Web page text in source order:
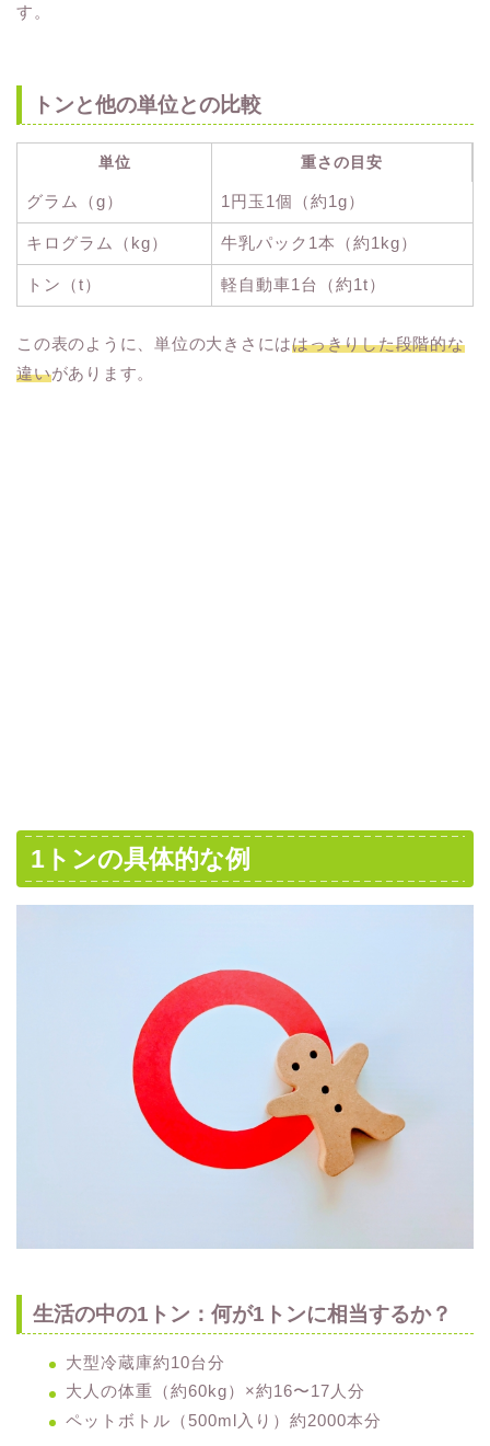
す。
トンと他の単位との比較
単位 重さの目安
グラム（g） 1円玉1個（約1g）
キログラム（kg） 牛乳パック1本（約1kg）
トン（t） 軽自動車1台（約1t）
この表のように、単位の大きさにははっきりした段階的な
違いがあります。
1トンの具体的な例
生活の中の1トン：何が1トンに相当するか？
大型冷蔵庫約10台分
大人の体重（約60kg）×約16〜17人分
ペットボトル（500ml入り）約2000本分